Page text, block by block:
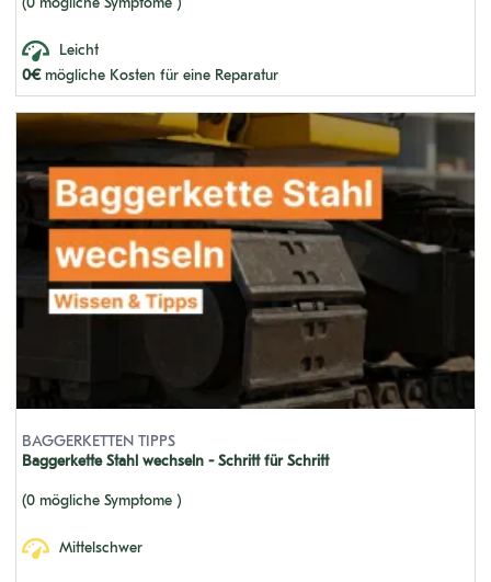
201 LC
450C
HC 260
600C
201
D700C 1-70000
(0 mögliche Symptome )
Leicht
0€mögliche Kosten für eine Reparatur
BAGGERKETTEN TIPPS
Baggerkette Stahl wechseln - Schritt für Schritt
(0 mögliche Symptome )
Mittelschwer